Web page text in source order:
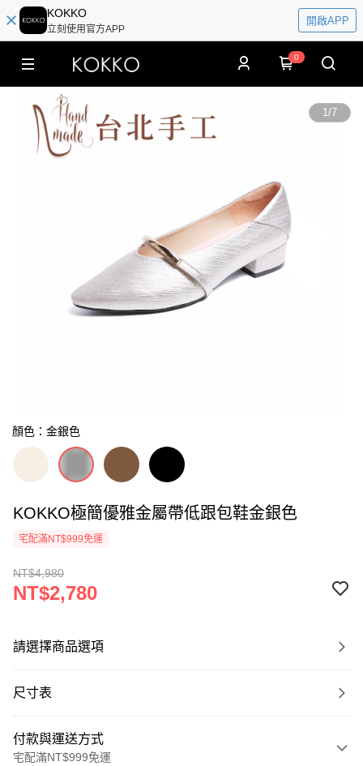
KOKKO
立刻使用官方APP
開啟APP
0
1/7
顏色：金銀色
KOKKO極簡優雅金屬帶低跟包鞋金銀色
宅配滿NT$999免運
NT$4,980
NT$2,780
請選擇商品選項
尺寸表
付款與運送方式
宅配滿NT$999免運